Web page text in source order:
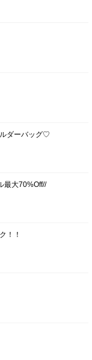
ダーバッグ♡
最大70%Off//
！！